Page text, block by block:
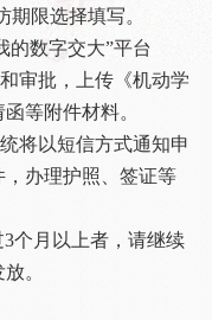
限选择填写。
的数字交大”平台
和审批，上传《机动学
等附件材料。
将以短信方式通知申
办理护照、签证等
个月以上者，请继续
。